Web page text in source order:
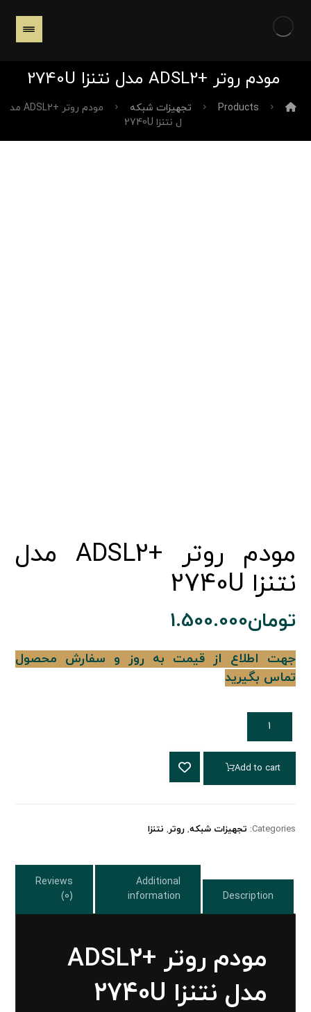
مودم روتر +ADSL2 مدل نتنزا 2740U
Products تجهیزات شبکه
مودم روتر +ADSL2 مد
ل نتنزا 2740U
مودم روتر +ADSL2 مدل
نتنزا 2740U
تومان1.500.000
جهت اطلاع از قیمت به روز و سفارش محصول
تماس بگیرید
Add to cart
Categories: تجهیزات شبکه,روتر, نتنزا
Description
Additional
information
Reviews
(0)
مودم روتر +ADSL2
مدل نتنزا 2740U